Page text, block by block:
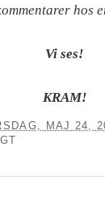
hos
Vi ses!
KRAM!
MAJ 24,